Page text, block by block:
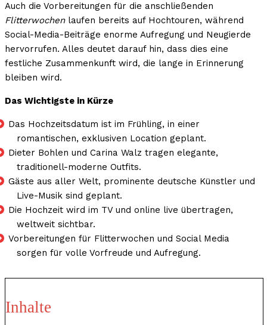
Auch die Vorbereitungen für die anschließenden
Flitterwochenlaufen bereits auf Hochtouren, während
Social-Media-Beiträge enorme Aufregung und Neugierde
hervorrufen. Alles deutet darauf hin, dass dies eine
festliche Zusammenkunft wird, die lange in Erinnerung
bleiben wird.
Das Wichtigste in Kürze
Das Hochzeitsdatum ist im Frühling, in einer
romantischen, exklusiven Location geplant.
Dieter Bohlen und Carina Walz tragen elegante,
traditionell-moderne Outfits.
Gäste aus aller Welt, prominente deutsche Künstler und
Live-Musik sind geplant.
Die Hochzeit wird im TV und online live übertragen,
weltweit sichtbar.
Vorbereitungen für Flitterwochen und Social Media
sorgen für volle Vorfreude und Aufregung.
Inhalte